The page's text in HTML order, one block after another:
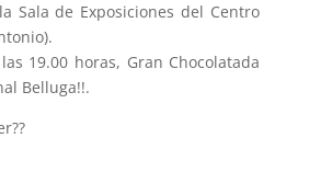
Sala de Exposiciones del Centro
19.00 horas, Gran Chocolatada
Belluga!!.